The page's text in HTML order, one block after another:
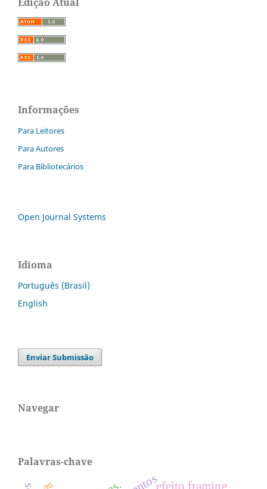
Informações
Para Leitores
Para Autores
Para Bibliotecários
Open Journal Systems
Idioma
Português (Brasil)
English
Enviar Submissão
Navegar
Palavras-chave
efeito framing.